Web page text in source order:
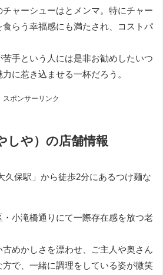
チャーシューはとメンマ。特にチャー
らう幸福感にも満たされ、コストパ
手という人には是非お勧めしたいつ
に惹き込ませる一杯だろう。
スポンサーリンク
しや）の店舗情報
久保駅」から徒歩2分にあるつけ麺な
小滝橋通りにて一際存在感を放つ老
めかしさを漂わせ、ご主人や奥さん
方で、一緒に調理をしている姿が微笑